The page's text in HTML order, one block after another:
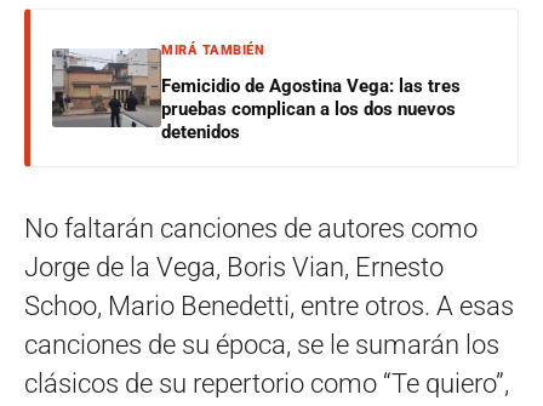
MIRÁ TAMBIÉN
Femicidio de Agostina Vega: las tres
pruebas complican a los dos nuevos
detenidos
No faltarán canciones de autores como
Jorge de la Vega, Boris Vian, Ernesto
Schoo, Mario Benedetti, entre otros. A esas
canciones de su época, se le sumarán los
clásicos de su repertorio como “Te quiero”,